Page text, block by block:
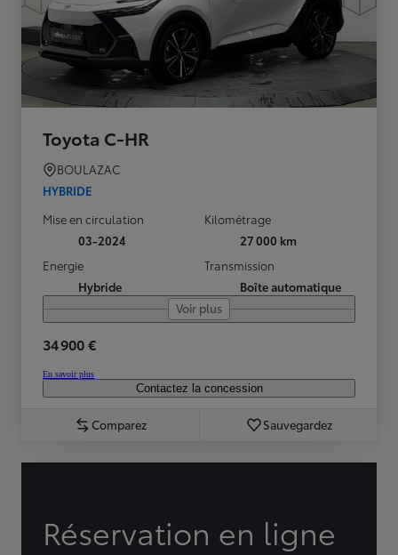
Toyota C-HR
BOULAZAC
HYBRIDE
Mise en circulation
03-2024
Kilométrage
27 000 km
Energie
Hybride
Transmission
Boîte automatique
Voir plus
34 900 €
En savoir plus
Contactez la concession
Comparez Sauvegardez
Réservation en ligne